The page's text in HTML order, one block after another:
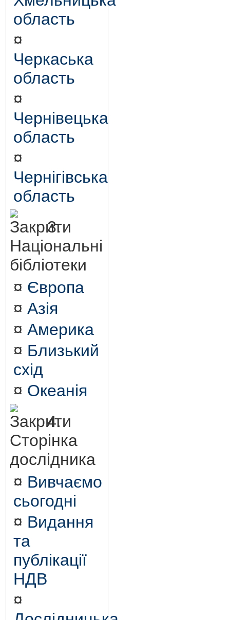
область
¤
Черкаська
область
¤
Чернівецька
область
¤
Чернігівська
область
3.
Національні
бібліотеки
¤ Європа
¤ Азія
¤ Америка
¤ Близький
схід
¤ Океанія
4.
Сторінка
дослідника
¤ Вивчаємо
сьогодні
¤ Видання
та
публікації
НДВ
¤